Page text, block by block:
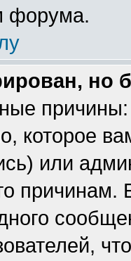
форума.
но
которое
или